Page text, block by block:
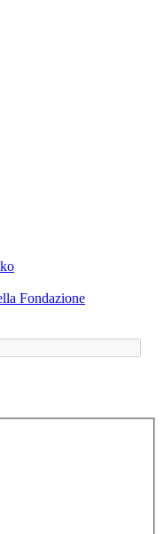
Fondazione